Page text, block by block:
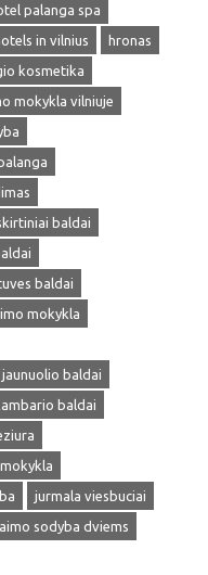
palanga spa
in vilnius
hronas
kosmetika
mokykla vilniuje
baldai
baldai
mokykla
jaunuolio baldai
baldai
jurmala viesbuciai
sodyba dviems